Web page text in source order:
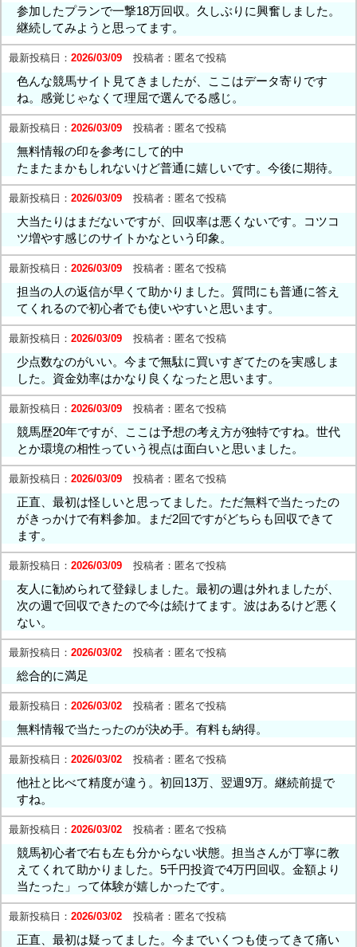
参加したプランで一撃18万回収。久しぶりに興奮しました。
継続してみようと思ってます。
最新投稿日： 2026/03/09 投稿者： 匿名で投稿
色んな競馬サイト見てきましたが、ここはデータ寄りです
ね。感覚じゃなくて理屈で選んでる感じ。
最新投稿日： 2026/03/09 投稿者： 匿名で投稿
無料情報の印を参考にして的中
たまたまかもしれないけど普通に嬉しいです。今後に期待。
最新投稿日： 2026/03/09 投稿者： 匿名で投稿
大当たりはまだないですが、回収率は悪くないです。コツコ
ツ増やす感じのサイトかなという印象。
最新投稿日： 2026/03/09 投稿者： 匿名で投稿
担当の人の返信が早くて助かりました。質問にも普通に答え
てくれるので初心者でも使いやすいと思います。
最新投稿日： 2026/03/09 投稿者： 匿名で投稿
少点数なのがいい。今まで無駄に買いすぎてたのを実感しま
した。資金効率はかなり良くなったと思います。
最新投稿日： 2026/03/09 投稿者： 匿名で投稿
競馬歴20年ですが、ここは予想の考え方が独特ですね。世代
とか環境の相性っていう視点は面白いと思いました。
最新投稿日： 2026/03/09 投稿者： 匿名で投稿
正直、最初は怪しいと思ってました。ただ無料で当たったの
がきっかけで有料参加。まだ2回ですがどちらも回収できて
ます。
最新投稿日： 2026/03/09 投稿者： 匿名で投稿
友人に勧められて登録しました。最初の週は外れましたが、
次の週で回収できたので今は続けてます。波はあるけど悪く
ない。
最新投稿日： 2026/03/02 投稿者： 匿名で投稿
総合的に満足
最新投稿日： 2026/03/02 投稿者： 匿名で投稿
無料情報で当たったのが決め手。有料も納得。
最新投稿日： 2026/03/02 投稿者： 匿名で投稿
他社と比べて精度が違う。初回13万、翌週9万。継続前提で
すね。
最新投稿日： 2026/03/02 投稿者： 匿名で投稿
競馬初心者で右も左も分からない状態。担当さんが丁寧に教
えてくれて助かりました。5千円投資で4万円回収。金額より
当たった」って体験が嬉しかったです。
最新投稿日： 2026/03/02 投稿者： 匿名で投稿
正直、最初は疑ってました。今までいくつも使ってきて痛い